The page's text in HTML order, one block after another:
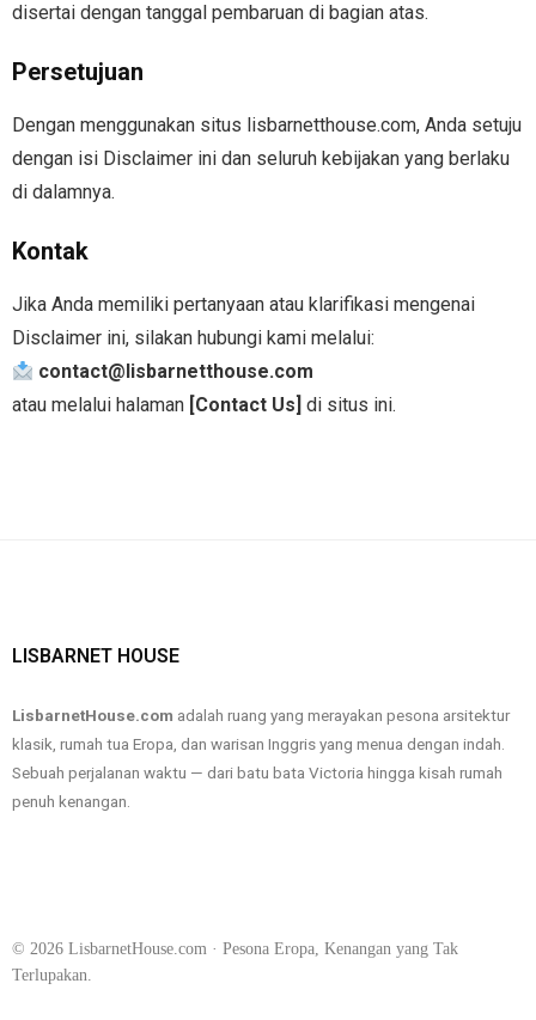
disertai dengan tanggal pembaruan di bagian atas.
Persetujuan
Dengan menggunakan situs lisbarnetthouse.com, Anda setuju
dengan isi Disclaimer ini dan seluruh kebijakan yang berlaku
di dalamnya.
Kontak
Jika Anda memiliki pertanyaan atau klarifikasi mengenai
Disclaimer ini, silakan hubungi kami melalui:
contact@lisbarnetthouse.com
atau melalui halaman [Contact Us] di situs ini.
LISBARNET HOUSE
LisbarnetHouse.com adalah ruang yang merayakan pesona arsitektur
klasik, rumah tua Eropa, dan warisan Inggris yang menua dengan indah.
Sebuah perjalanan waktu — dari batu bata Victoria hingga kisah rumah
penuh kenangan.
© 2026 LisbarnetHouse.com · Pesona Eropa, Kenangan yang Tak
Terlupakan.